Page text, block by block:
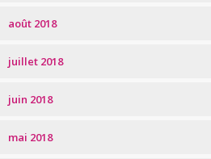
août 2018
juillet 2018
juin 2018
mai 2018